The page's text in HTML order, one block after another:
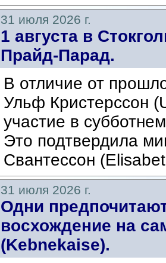
31 июля 2026 г.
1 августа в
Прайд-Парад.
В отличие от
Ульф Кристерссон
участие в
Это подтвердила
Свантессон
31 июля 2026 г.
Одни
восхождение на
(Kebnekaise).